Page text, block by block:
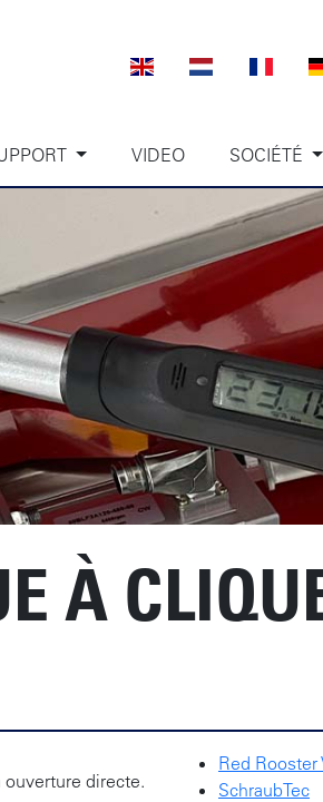
VIDEO SOCIÉTÉ
À
ouverture directe.
Red
SchraubTec